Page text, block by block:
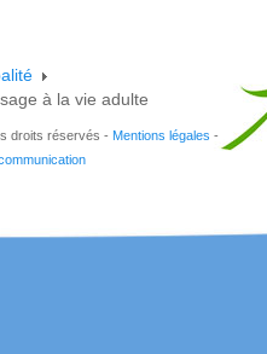
à la vie adulte
droits réservés - Mentions légales -